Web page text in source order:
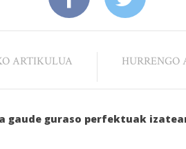
ARTIKULUA HURRENGO
gaude guraso perfektuak